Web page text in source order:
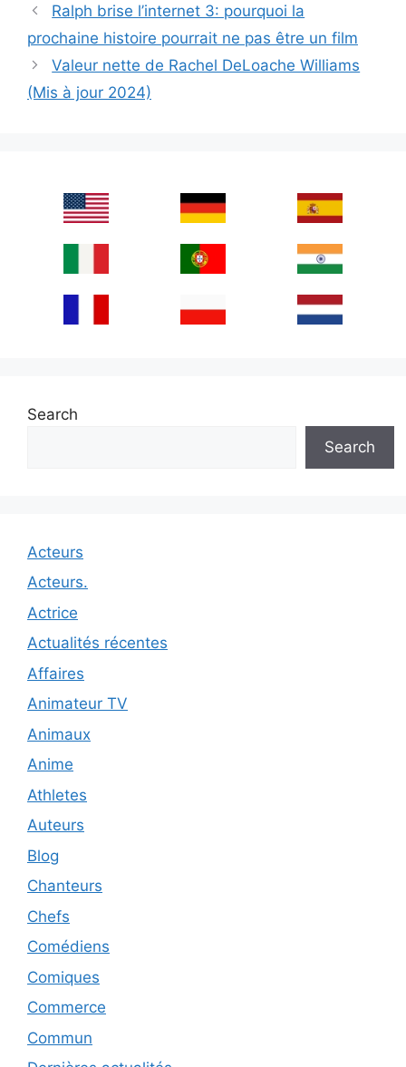
Ralph brise l’internet 3: pourquoi la
prochaine histoire pourrait ne pas être un film
Valeur nette de Rachel DeLoache Williams
(Mis à jour 2024)
Search
Search
Acteurs
Acteurs.
Actrice
Actualités récentes
Affaires
Animateur TV
Animaux
Anime
Athletes
Auteurs
Blog
Chanteurs
Chefs
Comédiens
Comiques
Commerce
Commun